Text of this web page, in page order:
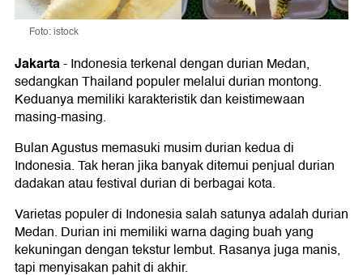
Foto: istock
Jakarta-Indonesia terkenal dengan durian Medan,
sedangkan Thailand populer melalui durian montong.
Keduanya memiliki karakteristik dan keistimewaan
masing-masing.
Bulan Agustus memasuki musim durian kedua di
Indonesia. Tak heran jika banyak ditemui penjual durian
dadakan atau festival durian di berbagai kota.
Varietas populer di Indonesia salah satunya adalah durian
Medan. Durian ini memiliki warna daging buah yang
kekuningan dengan tekstur lembut. Rasanya juga manis,
tapi menyisakan pahit di akhir.